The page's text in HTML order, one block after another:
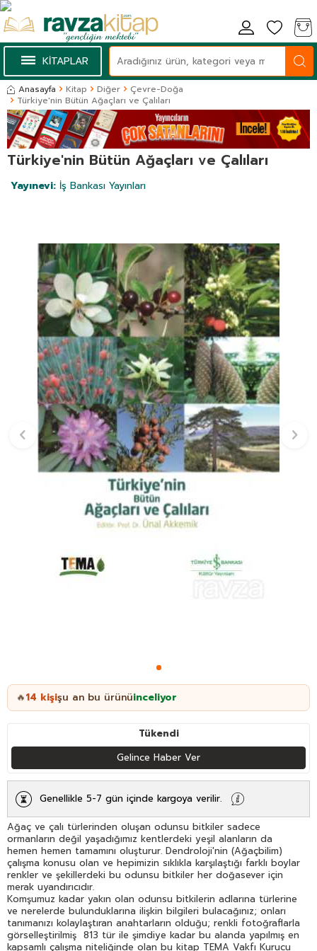
KİTAPLAR
Anasayfa Kitap Diğer
Çevre-Doğa
Türkiye'nin Bütün Ağaçları ve Çalıları
Türkiye'nin Bütün Ağaçları ve Çalıları
Yayınevi: İş Bankası Yayınları
🔥14 kişişu an bu ürünüinceliyor
Tükendi
Gelince Haber Ver
Genellikle 5-7 gün içinde kargoya verilir.
Ağaç ve çalı türlerinden oluşan odunsu bitkiler sadece
ormanların değil yaşadığımız kentlerdeki yeşil alanların da
hemen hemen tamamını oluşturur. Dendroloji'nin (Ağaçbilim)
çalışma konusu olan ve hepimizin sıklıkla karşılaştığı farklı boylar
renkler ve şekillerdeki bu odunsu bitkiler her doğasever için
merak uyandırıcıdır.
Komşumuz kadar yakın olan odunsu bitkilerin adlarına türlerine
ve nerelerde bulunduklarına ilişkin bilgileri bulacağınız; onları
tanımanızı kolaylaştıran anahtarların olduğu; renkli fotoğraflarla
görselleştirilmiş 813 tür ile şimdiye kadar bu alanda yapılmış en
kapsamlı çalışma niteliğinde olan bu kitap TEMA Vakfı Kurucu